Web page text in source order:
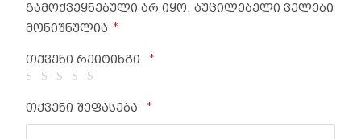
გამოქვეყნებული არ იყო. აუცილებელი ველები
მონიშნულია
*
თქვენი რეიტინგი *
თქვენი შეფასება *